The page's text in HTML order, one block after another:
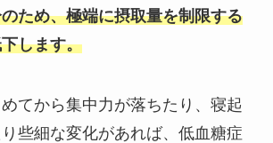
ため、極端に摂取量を制限する
します。
てから集中力が落ちたり、寝起
些細な変化があれば、低血糖症